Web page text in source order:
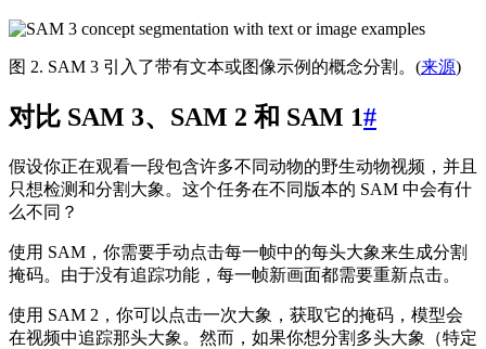
图 2. SAM 3 引入了带有文本或图像示例的概念分割。(来源)
对比 SAM 3、SAM 2 和 SAM 1#
假设你正在观看一段包含许多不同动物的野生动物视频，并且
只想检测和分割大象。这个任务在不同版本的 SAM 中会有什
么不同？
使用 SAM，你需要手动点击每一帧中的每头大象来生成分割
掩码。由于没有追踪功能，每一帧新画面都需要重新点击。
使用 SAM 2，你可以点击一次大象，获取它的掩码，模型会
在视频中追踪那头大象。然而，如果你想分割多头大象（特定